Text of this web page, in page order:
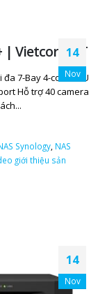
14
Nov
| Vietcorp ICT
đa 7-Bay 4-core CPU
Hỗ trợ 40 camera
Synology, NAS
giới thiệu sản
14
Nov